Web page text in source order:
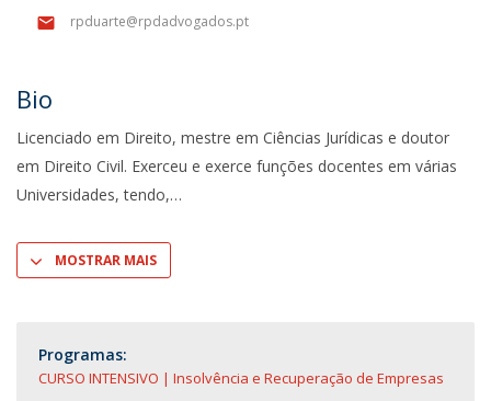
rpduarte@rpdadvogados.pt
Bio
Licenciado em Direito, mestre em Ciências Jurídicas e doutor
em Direito Civil. Exerceu e exerce funções docentes em várias
Universidades, tendo,
MOSTRAR MAIS
Programas:
CURSO INTENSIVO | Insolvência e Recuperação de Empresas